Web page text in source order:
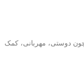
دوستی، مهربانی، کمک